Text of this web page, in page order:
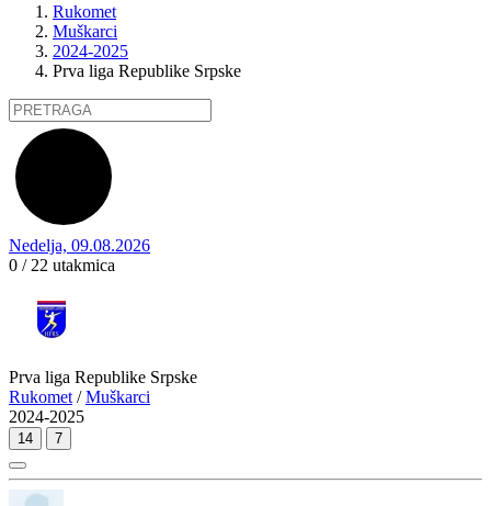
Rukomet
Muškarci
2024-2025
Prva liga Republike Srpske
Nedelja, 09.08.2026
0 / 22 utakmica
Prva liga Republike Srpske
Rukomet /Muškarci
2024-2025
14 7